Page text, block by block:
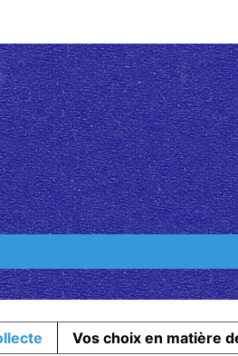
Vos choix en matière